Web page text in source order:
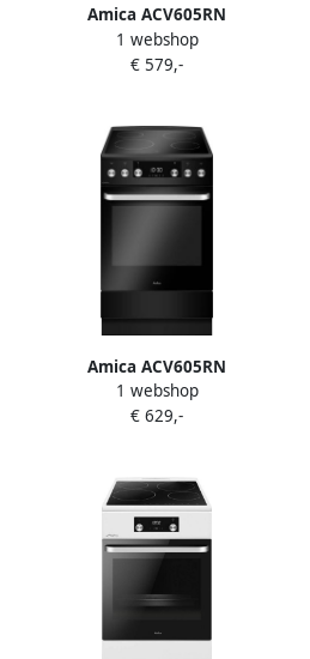
Amica ACV605RN
Vitrokeramisch Fornuis
Airfry 50 cm B Matzwart
1 webshop
€ 579,-
Amica ACV605RN
Vitrokeramisch Fornuis met
aangesloten 1 Fasekabel
1 webshop
€ 629,-